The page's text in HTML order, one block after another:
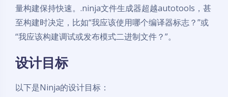
量构建保持快速。.ninja文件生成器超越autotools，甚
至构建时决定，比如“我应该使用哪个编译器标志？”或
“我应该构建调试或发布模式二进制文件？”。
设计目标
以下是Ninja的设计目标：